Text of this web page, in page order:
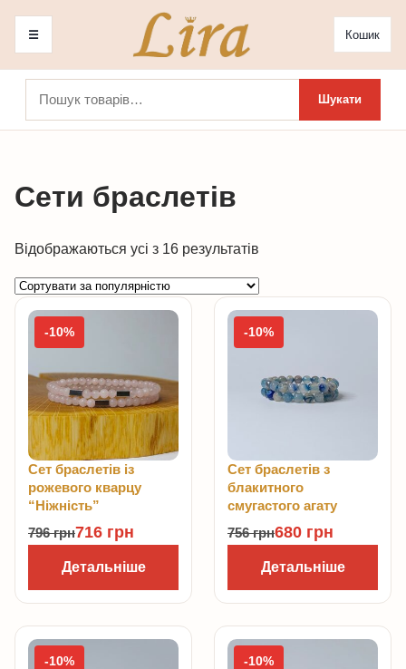
☰ Кошик
Шукати
Сети браслетів
Відображаються усі з 16 результатів
popularity
-10%
Сет браслетів із
рожевого кварцу
“Ніжність”
796грн716 грн
Детальніше
-10%
Сет браслетів з
блакитного
смугастого агату
756грн680 грн
Детальніше
-10% -10%